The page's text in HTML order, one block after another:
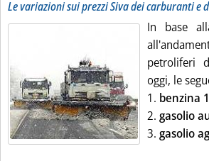
Le variazioni sui prezzi Siva dei carburanti e
In base
petroliferi
oggi, le
1. benzina
2. gasolio
3. gasolio